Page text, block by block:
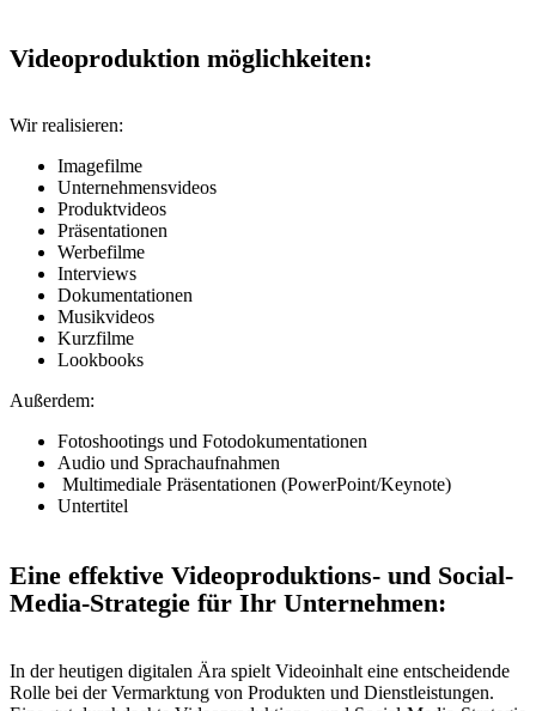
Videoproduktion möglichkeiten:
Wir realisieren:
Imagefilme
Unternehmensvideos
Produktvideos
Präsentationen
Werbefilme
Interviews
Dokumentationen
Musikvideos
Kurzfilme
Lookbooks
Außerdem:
Fotoshootings und Fotodokumentationen
Audio und Sprachaufnahmen
Multimediale Präsentationen (PowerPoint/Keynote)
Untertitel
Eine effektive Videoproduktions- und Social-
Media-Strategie für Ihr Unternehmen:
In der heutigen digitalen Ära spielt Videoinhalt eine entscheidende
Rolle bei der Vermarktung von Produkten und Dienstleistungen.